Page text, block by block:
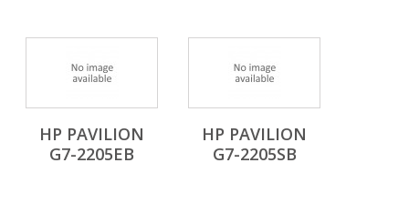
HP PAVILION
G7-2205EB
HP PAVILION
G7-2205SB